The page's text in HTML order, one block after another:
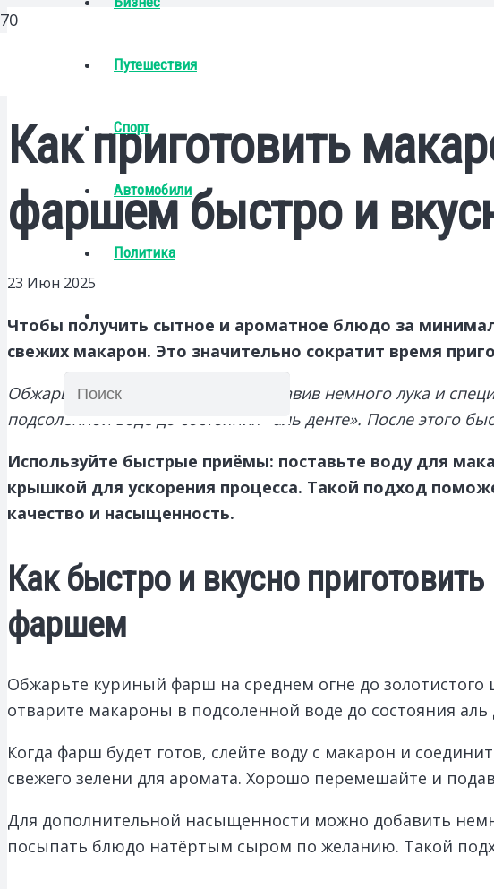
Путешествия
Спорт
Автомобили
Политика
Как приготовить
фаршем быстро и
23 Июн 2025
Чтобы получить сытное и ароматное блюдо за
свежих макарон. Это значительно сократит время
Обжарьте фарш на сковороде, добавив немного лука и
подсоленной воде до состояния «аль денте». После этого
Используйте быстрые приёмы: поставьте воду для
крышкой для ускорения процесса. Такой подход
качество и насыщенность.
Как быстро и вкусно
фаршем
Обжарьте куриный фарш на среднем огне до
отварите макароны в подсоленной воде до состояния
Когда фарш будет готов, слейте воду с макарон и
свежего зелени для аромата. Хорошо перемешайте и
Для дополнительной насыщенности можно добавить
посыпать блюдо натёртым сыром по желанию. Такой